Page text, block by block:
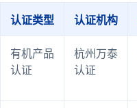
认证类型 认证机构
有机产品
认证
杭州万泰
认证